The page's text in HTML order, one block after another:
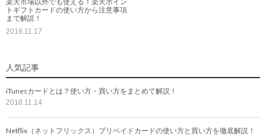
トギフトカードの使い方から注意事項
まで解説！
2018.11.17
人気記事
iTunesカードとは？使い方・買い方をまとめて解説！
2018.11.14
Netflix（ネットフリックス）プリペイドカードの使い方と買い方を徹底解説！